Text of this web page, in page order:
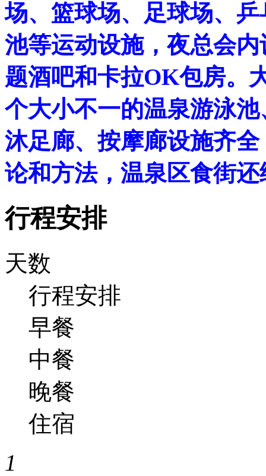
场、篮球场、足球场、
池等运动设施，夜总会
题酒吧和卡拉OK包房。
个大小不一的温泉游泳
沐足廊、按摩廊设施齐
论和方法，温泉区食街
行程安排
天数
行程安排
早餐
中餐
晚餐
住宿
1